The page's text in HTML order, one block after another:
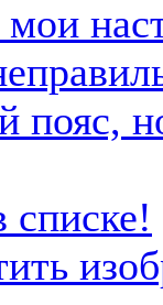
пояс,
списке!